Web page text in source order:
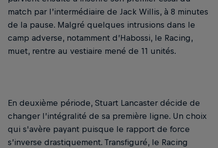
match par l’intermédiaire de Jack Willis, à 8 minutes
de la pause. Malgré quelques intrusions dans le
camp adverse, notamment d’Habossi, le Racing,
muet, rentre au vestiaire mené de 11 unités.
En deuxième période, Stuart Lancaster décide de
changer l’intégralité de sa première ligne. Un choix
qui s'avère payant puisque le rapport de force
s’inverse drastiquement. Transfiguré, le Racing